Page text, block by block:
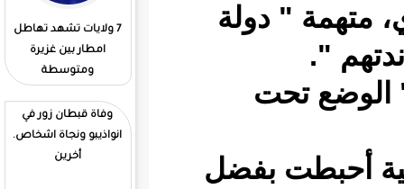
7 ولايات تشهد تهاطل
الجمعية 3 للأتحادية
الوطنية. للتنمية تحت
إشراف وزير التنمية
المكتب. السابق
دولة